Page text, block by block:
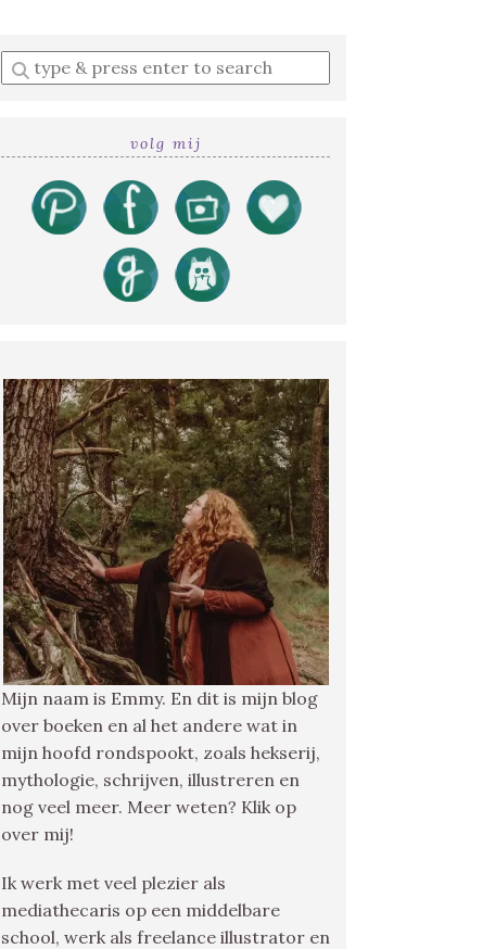
Enter
a
volg mij
Mijn naam is Emmy. En dit is mijn blog
over boeken en al het andere wat in
mijn hoofd rondspookt, zoals hekserij,
mythologie, schrijven, illustreren en
nog veel meer. Meer weten? Klik op
over mij!
Ik werk met veel plezier als
mediathecaris op een middelbare
school, werk als freelance illustrator en